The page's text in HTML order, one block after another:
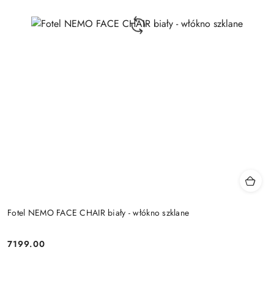
Fotel NEMO FACE CHAIR biały - włókno szklane
Cena:
7199.00